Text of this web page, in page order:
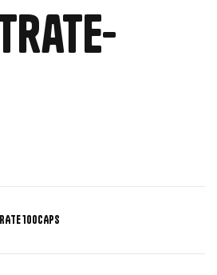
100CAPS